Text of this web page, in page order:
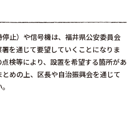
止）や信号機は、福井県公安委員会
を通じて要望していくことになりま
検等により、設置を希望する箇所があ
めの上、区長や自治振興会を通じて